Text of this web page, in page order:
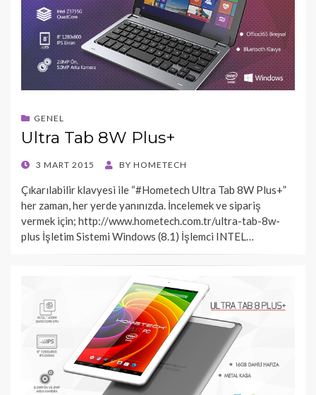
GENEL
Ultra Tab 8W Plus+
POSTED
3 MART 2015 BY HOMETECH
Çıkarılabilir klavyesi ile “#Hometech Ultra Tab 8W Plus+”
her zaman, her yerde yanınızda. İncelemek ve sipariş
vermek için; http://www.hometech.com.tr/ultra-tab-8w-
plus İşletim Sistemi Windows (8.1) İşlemci INTEL…